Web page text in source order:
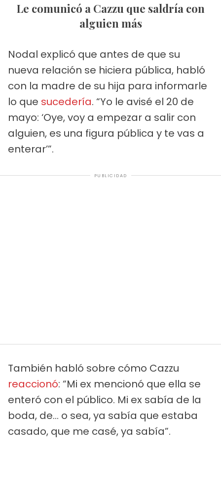
Le comunicó a Cazzu que saldría con
alguien más
Nodal explicó que antes de que su
nueva relación se hiciera pública, habló
con la madre de su hija para informarle
lo que sucedería. “Yo le avisé el 20 de
mayo: ‘Oye, voy a empezar a salir con
alguien, es una figura pública y te vas a
enterar’”.
PUBLICIDAD
También habló sobre cómo Cazzu
reaccionó: “Mi ex mencionó que ella se
enteró con el público. Mi ex sabía de la
boda, de… o sea, ya sabía que estaba
casado, que me casé, ya sabía”.